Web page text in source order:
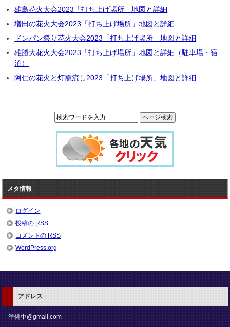
雄島花火大会2023「打ち上げ場所」地図と詳細
増田の花火大会2023「打ち上げ場所」地図と詳細
ドンパン祭り花火大会2023「打ち上げ場所」地図と詳細
雄勝大花火大会2023「打ち上げ場所」地図と詳細（駐車場・宿
泊）
阿仁の花火と灯籠流し2023「打ち上げ場所」地図と詳細
メタ情報
ログイン
投稿の RSS
コメントの RSS
WordPress.org
アドレス
準備中@gmail.com